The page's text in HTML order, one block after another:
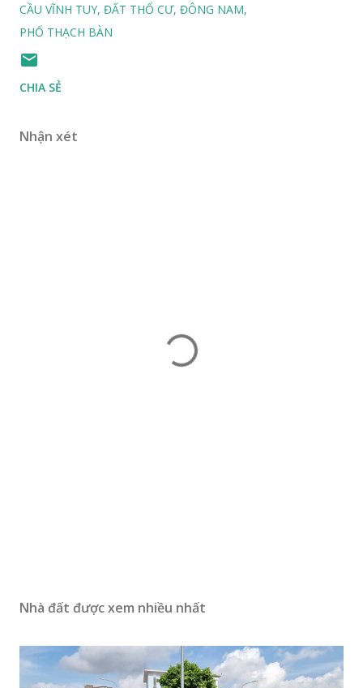
CẦU VĨNH TUY ĐẤT THỔ CƯ ĐÔNG NAM
PHỐ THẠCH BÀN
CHIA SẺ
Nhận xét
Nhà đất được xem nhiều nhất